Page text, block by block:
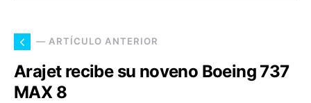
— ARTÍCULO ANTERIOR
Arajet recibe su noveno Boeing 737
MAX 8